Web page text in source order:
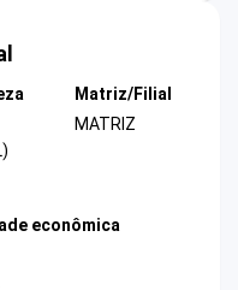
Matriz/Filial
MATRIZ
econômica